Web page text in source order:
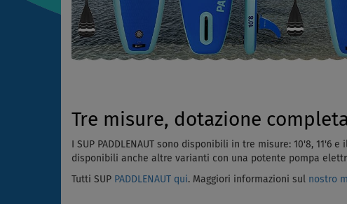
Tre misure, dotazione
I SUP PADDLENAUT sono disponibili in tre misure: 10'8,
disponibili anche altre varianti con una potente pompa
Tutti SUP PADDLENAUT qui. Maggiori informazioni sul nostro